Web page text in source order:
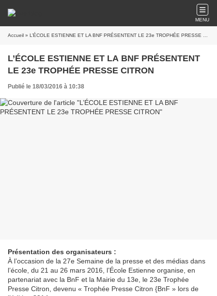
MENU
Accueil » L’ÉCOLE ESTIENNE ET LA BNF PRÉSENTENT LE 23e TROPHÉE PRESSE CITRON
L’ÉCOLE ESTIENNE ET LA BNF PRÉSENTENT
LE 23e TROPHÉE PRESSE CITRON
Publié le 18/03/2016 à 10:38
Présentation des organisateurs :
À l’occasion de la 27e Semaine de la presse et des médias dans
l’école, du 21 au 26 mars 2016, l’École Estienne organise, en
partenariat avec la BnF et la Mairie du 13e, le 23e Trophée
Presse Citron, devenu « Trophée Presse Citron {BnF » lors de